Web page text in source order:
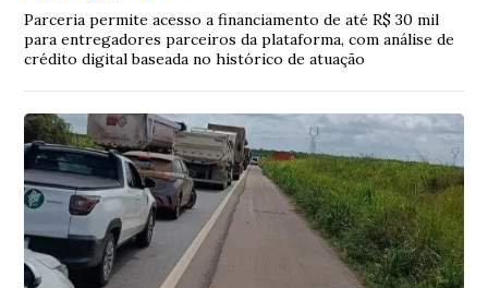
Parceria permite acesso a financiamento de até R$ 30 mil
para entregadores parceiros da plataforma, com análise de
crédito digital baseada no histórico de atuação